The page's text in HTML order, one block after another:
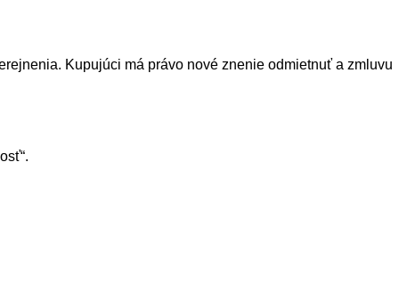
Kupujúci má právo nové znenie odmietnuť a zmluvu